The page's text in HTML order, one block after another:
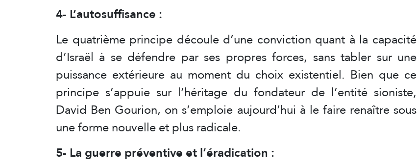
4- L’autosuffisance :
Le quatrième principe découle d’une conviction quant à la capacité
d’Israël à se défendre par ses propres forces, sans tabler sur une
puissance extérieure au moment du choix existentiel. Bien que ce
principe s’appuie sur l’héritage du fondateur de l’entité sioniste,
David Ben Gourion, on s’emploie aujourd’hui à le faire renaître sous
une forme nouvelle et plus radicale.
5- La guerre préventive et l’éradication :